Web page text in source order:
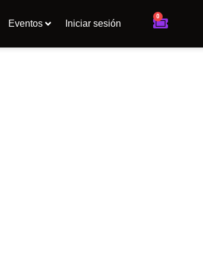
Eventos Iniciar sesión
0
Cart